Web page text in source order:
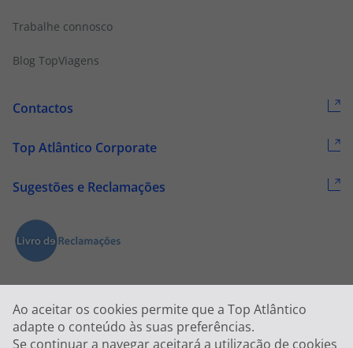
Ao aceitar os cookies permite que a Top Atlântico
adapte o conteúdo às suas preferências.
Se continuar a navegar aceitará a utilização de cookies
Trabalhe connosco
Blog TopViagens
Contactos
Top Atlântico Corporate
Sugestões e Reclamações